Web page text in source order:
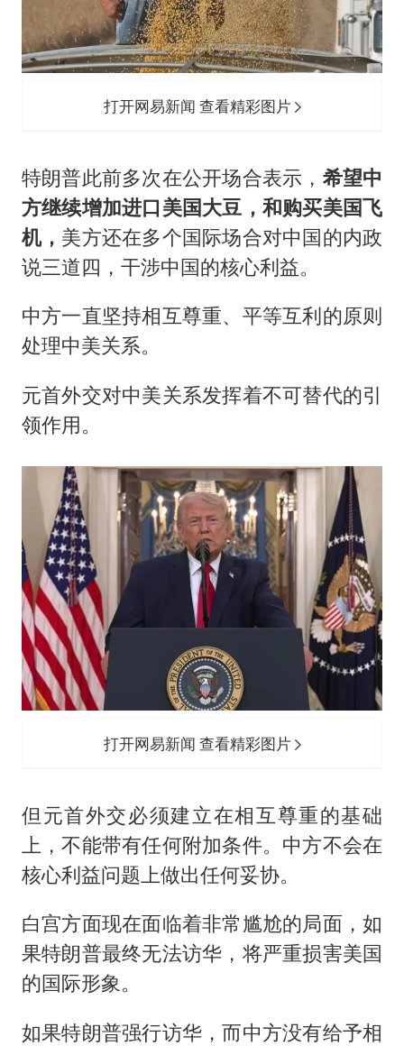
打开网易新闻 查看精彩图片
特朗普此前多次在公开场合表示， 希望中
方继续增加进口美国大豆，和购买美国飞
机， 美方还在多个国际场合对中国的内政
说三道四，干涉中国的核心利益。
中方一直坚持相互尊重、平等互利的原则
处理中美关系。
元首外交对中美关系发挥着不可替代的引
领作用。
打开网易新闻 查看精彩图片
但元首外交必须建立在相互尊重的基础
上，不能带有任何附加条件。中方不会在
核心利益问题上做出任何妥协。
白宫方面现在面临着非常尴尬的局面，如
果特朗普最终无法访华，将严重损害美国
的国际形象。
如果特朗普强行访华，而中方没有给予相